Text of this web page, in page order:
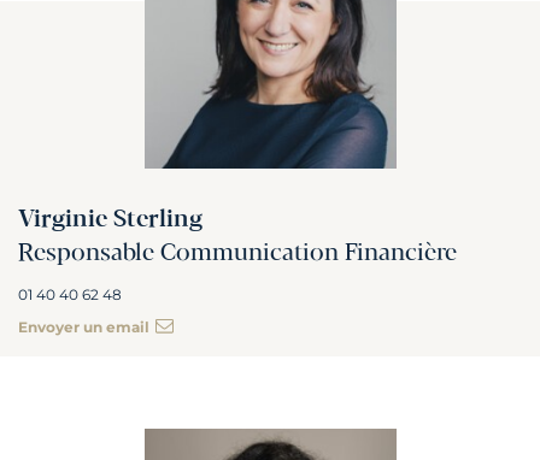
Virginie Sterling
Responsable Communication Financière
01 40 40 62 48
Envoyer un email